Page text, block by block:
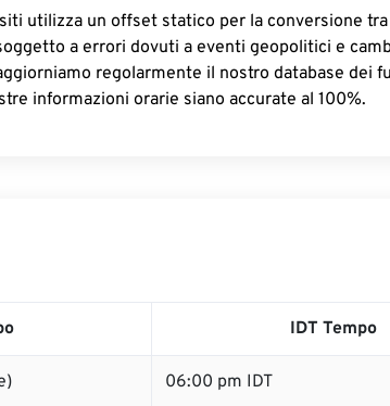
utilizza un offset statico per la conversione
a errori dovuti a eventi geopolitici e
regolarmente il nostro database dei
informazioni orarie siano accurate al 100%.
IDT Tempo
06:00 pm IDT